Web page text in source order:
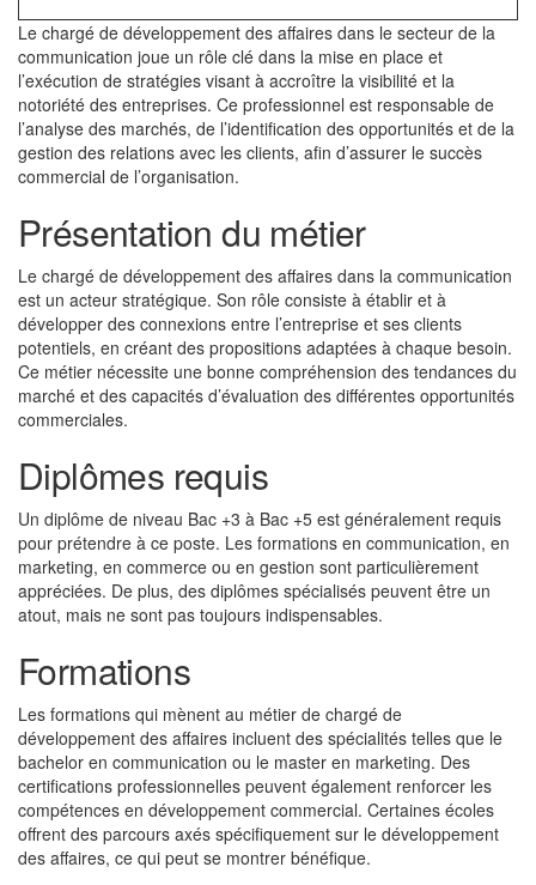
Le chargé de développement des affaires dans le secteur de la
communication joue un rôle clé dans la mise en place et
l’exécution de stratégies visant à accroître la visibilité et la
notoriété des entreprises. Ce professionnel est responsable de
l’analyse des marchés, de l’identification des opportunités et de la
gestion des relations avec les clients, afin d’assurer le succès
commercial de l’organisation.
Présentation du métier
Le chargé de développement des affaires dans la communication
est un acteur stratégique. Son rôle consiste à établir et à
développer des connexions entre l’entreprise et ses clients
potentiels, en créant des propositions adaptées à chaque besoin.
Ce métier nécessite une bonne compréhension des tendances du
marché et des capacités d’évaluation des différentes opportunités
commerciales.
Diplômes requis
Un diplôme de niveau Bac +3 à Bac +5 est généralement requis
pour prétendre à ce poste. Les formations en communication, en
marketing, en commerce ou en gestion sont particulièrement
appréciées. De plus, des diplômes spécialisés peuvent être un
atout, mais ne sont pas toujours indispensables.
Formations
Les formations qui mènent au métier de chargé de
développement des affaires incluent des spécialités telles que le
bachelor en communication ou le master en marketing. Des
certifications professionnelles peuvent également renforcer les
compétences en développement commercial. Certaines écoles
offrent des parcours axés spécifiquement sur le développement
des affaires, ce qui peut se montrer bénéfique.